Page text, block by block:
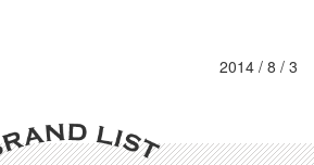
2014 / 8 / 3